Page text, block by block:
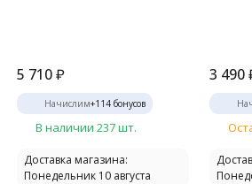
5 710₽
Начислим+114 бонусов
В наличии 237 шт.
Доставка магазина:
Понедельник 10 августа
3 490